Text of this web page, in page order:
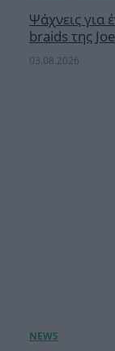
Ψάχνεις για
braids της
03.08.2026